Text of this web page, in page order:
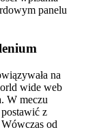
panelu
na
wide web
W meczu
z
od